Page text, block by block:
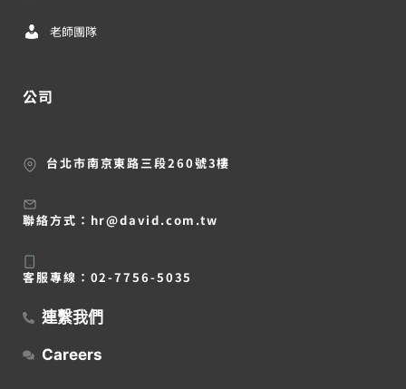
老師團隊
公司
台北市南京東路三段260號3樓
聯絡方式： hr@david.com.tw
客服專線： 02-7756-5035
連繫我們
Careers